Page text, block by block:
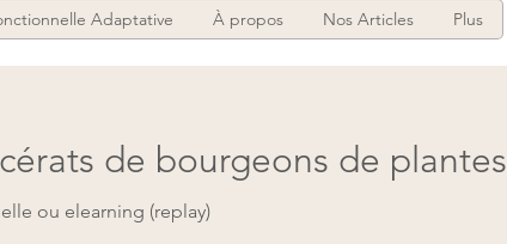
Adaptative À propos Nos Articles Plus
de bourgeons de plantes​
ou elearning (replay)